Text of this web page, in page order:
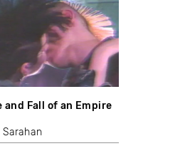
and Fall of an Empire